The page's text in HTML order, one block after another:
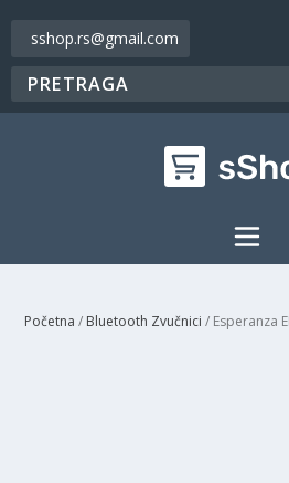
sshop.rs@gmail.com
Početna / Bluetooth Zvučnici / Esperanza